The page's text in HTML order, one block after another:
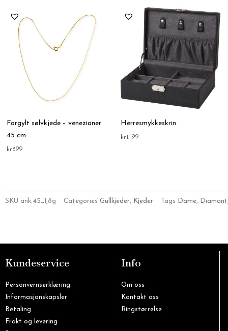
Forgylt sølvkjede – venezianer
45 cm
kr399
Herresmykkeskrin
kr1,199
SKU ank.45_1,8g Categories Gullkjeder, Kjeder Tags Dame, Diamant
Kundeservice
Personvernserklæring
Informasjonskapsler
Betaling
Frakt og levering
Info
Om oss
Kontakt oss
Ringstørrelse